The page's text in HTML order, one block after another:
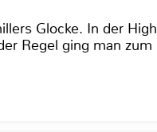
Glocke. In der High
Regel ging man zum